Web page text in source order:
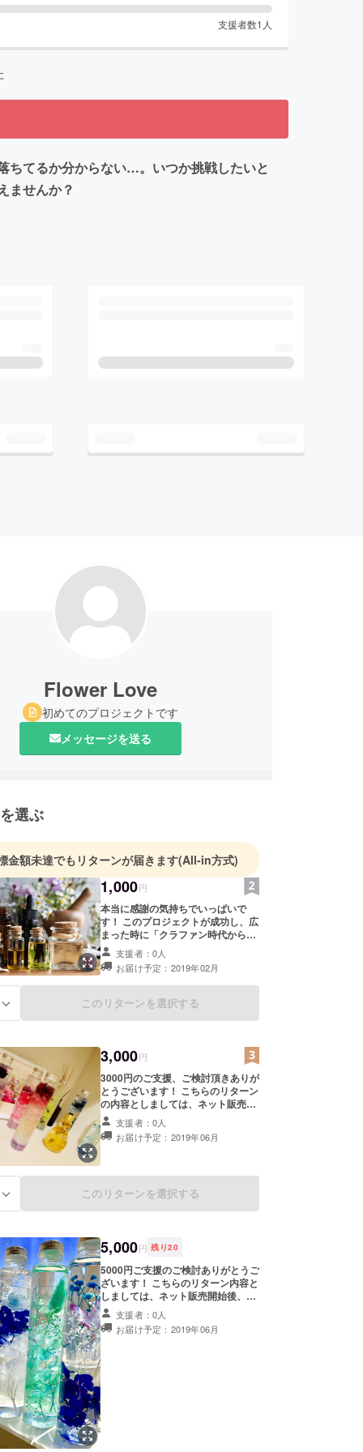
支援者数1 人
ちてるか分からない…。いつか挑戦したいと
ませんか？
Flower Love
初めてのプロジェクトです
メッセージを送る
選ぶ
金額未達でもリターンが届きます(All-in方式)
1,000円
本当に感謝の気持ちでいっぱいで
す！ このプロジェクトが成功し、広
まった時に「クラファン時代から応
援してたんだ〜」って言ってもらっ
て構いません！笑 CAMPFIREの
メッセージ機能を通じて、一人一人
感謝の気持ちを個別にお伝えさせて
いただきます。
支援者：0人
お届け予定：2019年02月
このリターンを選択する
3,000円
3000円のご支援、ご検討頂きありが
とうございます！ こちらのリターン
の内容としましては、ネット販売開
始後、3点まで20%の割引特典
（2019年末まで利用可能）とさせて
頂きます。 つきましては、直接リ
支援者の方へはCAMP FIREを通
願いいたします。
支援者：0人
お届け予定：2019年06月
このリターンを選択する
5,000円 残り20
5000円ご支援のご検討ありがとうご
ざいます！ こちらのリターン内容と
しましては、ネット販売開始後、3
点まで50%割引特典（2019年末ま
で利用可能）とさせて頂きます。 つ
きましては、直接リターンをお手元
支援者：0人
お届け予定：2019年06月